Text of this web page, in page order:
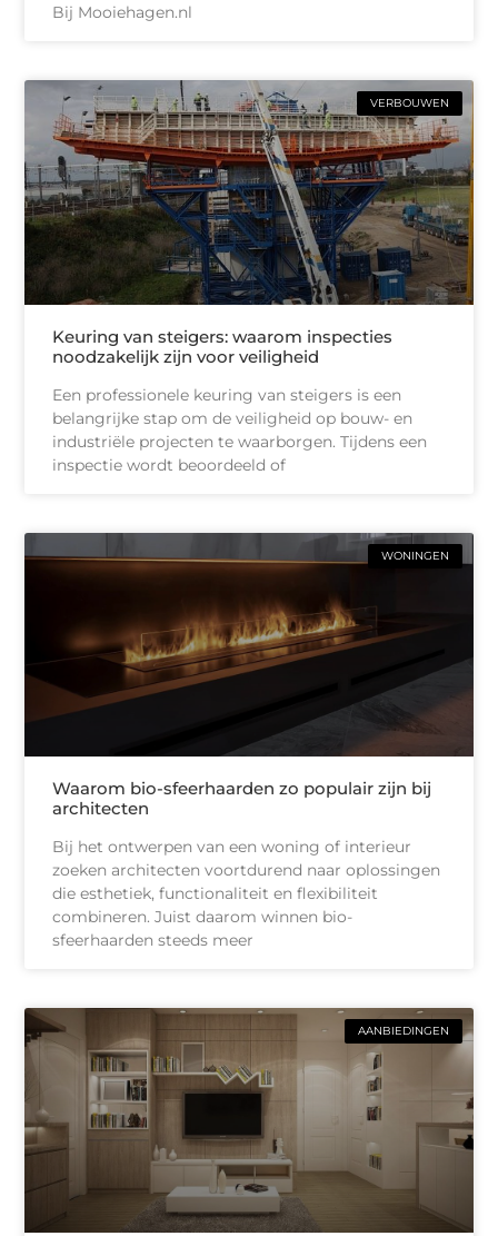
Bij Mooiehagen.nl
VERBOUWEN
Keuring van steigers: waarom inspecties
noodzakelijk zijn voor veiligheid
Een professionele keuring van steigers is een
belangrijke stap om de veiligheid op bouw- en
industriële projecten te waarborgen. Tijdens een
inspectie wordt beoordeeld of
WONINGEN
Waarom bio-sfeerhaarden zo populair zijn bij
architecten
Bij het ontwerpen van een woning of interieur
zoeken architecten voortdurend naar oplossingen
die esthetiek, functionaliteit en flexibiliteit
combineren. Juist daarom winnen bio-
sfeerhaarden steeds meer
AANBIEDINGEN